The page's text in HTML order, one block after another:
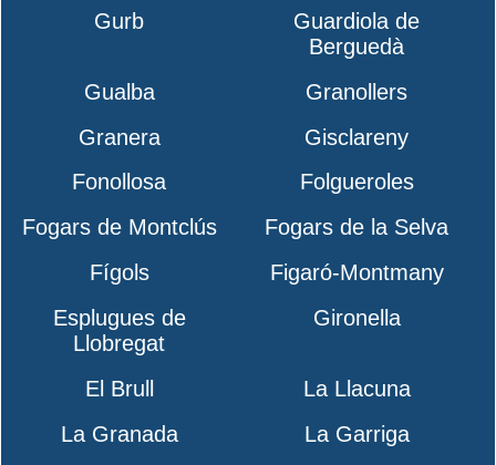
Gurb
Guardiola de
Berguedà
Gualba
Granollers
Granera
Gisclareny
Fonollosa
Folgueroles
Fogars de Montclús
Fogars de la Selva
Fígols
Figaró-Montmany
Esplugues de
Llobregat
Gironella
El Brull
La Llacuna
La Granada
La Garriga